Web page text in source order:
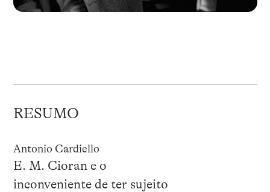
RESUMO
Antonio Cardiello
E. M. Cioran e o
inconveniente de ter sujeito